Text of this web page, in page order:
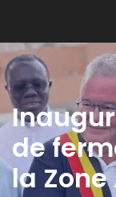
de
la Zone